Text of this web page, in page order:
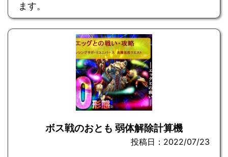
ます。
ボス戦のおとも 弱体解除計算機
投稿日：2022/07/23